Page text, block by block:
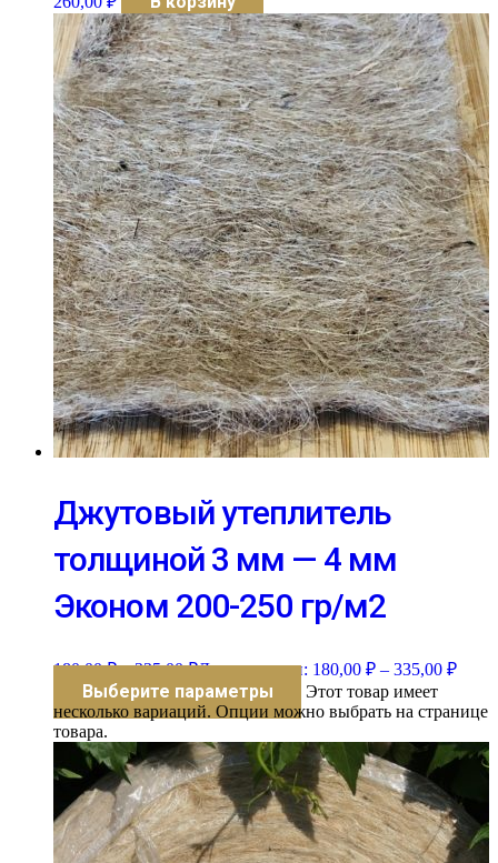
Джутовый утеплитель
толщиной 3 мм — 4 мм
Эконом 200-250 гр/м2
180,00₽ – 335,00₽Диапазон цен: 180,00 ₽ – 335,00 ₽
Выберите параметры
Этот товар имеет
несколько вариаций. Опции можно выбрать на странице
товара.